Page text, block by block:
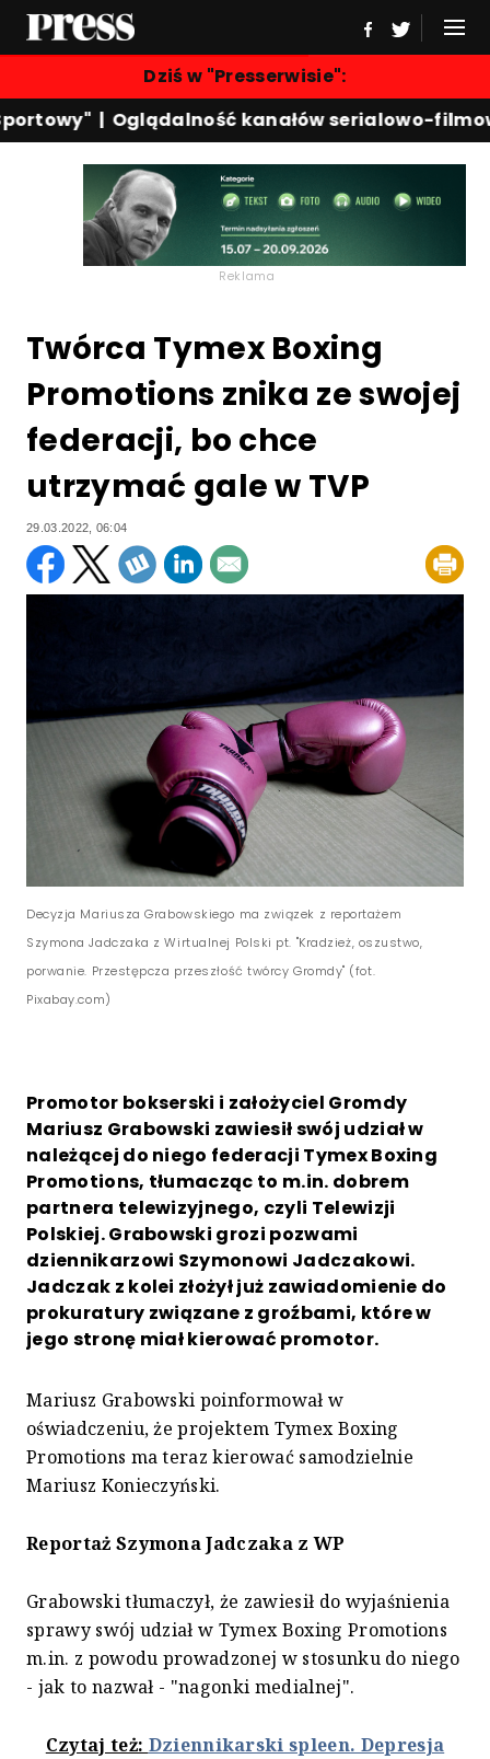
Dziś w "Presserwisie":
|Oglądalność kanałów serialowo-
Reklama
Twórca Tymex Boxing
Promotions znika ze swojej
federacji, bo chce
utrzymać gale w TVP
29.03.2022, 06:04
Decyzja Mariusza Grabowskiego ma związek z reportażem
Szymona Jadczaka z Wirtualnej Polski pt. "Kradzież, oszustwo,
porwanie. Przestępcza przeszłość twórcy Gromdy" (fot.
Pixabay.com)
Promotor bokserski i założyciel Gromdy
Mariusz Grabowski zawiesił swój udział w
należącej do niego federacji Tymex Boxing
Promotions, tłumacząc to m.in. dobrem
partnera telewizyjnego, czyli Telewizji
Polskiej. Grabowski grozi pozwami
dziennikarzowi Szymonowi Jadczakowi.
Jadczak z kolei złożył już zawiadomienie do
prokuratury związane z groźbami, które w
jego stronę miał kierować promotor.
Mariusz Grabowski poinformował w
oświadczeniu, że projektem Tymex Boxing
Promotions ma teraz kierować samodzielnie
Mariusz Konieczyński.
Reportaż Szymona Jadczaka z WP
Grabowski tłumaczył, że zawiesił do wyjaśnienia
sprawy swój udział w Tymex Boxing Promotions
m.in. z powodu prowadzonej w stosunku do niego
- jak to nazwał - "nagonki medialnej".
Czytaj też: Dziennikarski spleen. Depresja